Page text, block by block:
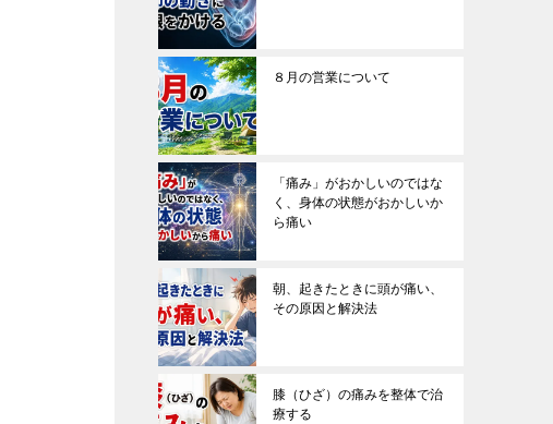
８月の営業について
「痛み」がおかしいのではな
く、身体の状態がおかしいか
ら痛い
朝、起きたときに頭が痛い、
その原因と解決法
膝（ひざ）の痛みを整体で治
療する